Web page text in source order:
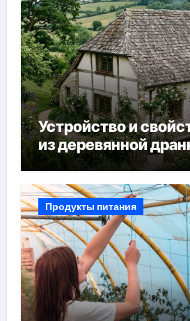
Устройство и
из деревянной
Продукты питания